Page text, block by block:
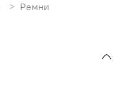
Ремни